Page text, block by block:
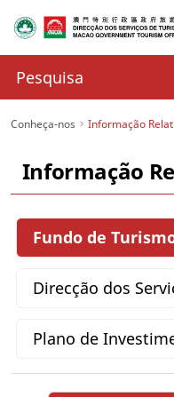
Conheça-nos Informação
Informação
Fundo de
Direcção dos
Plano de